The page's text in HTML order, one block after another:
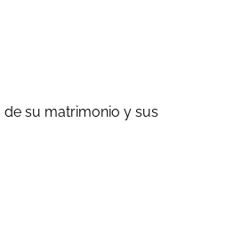
su matrimonio y sus